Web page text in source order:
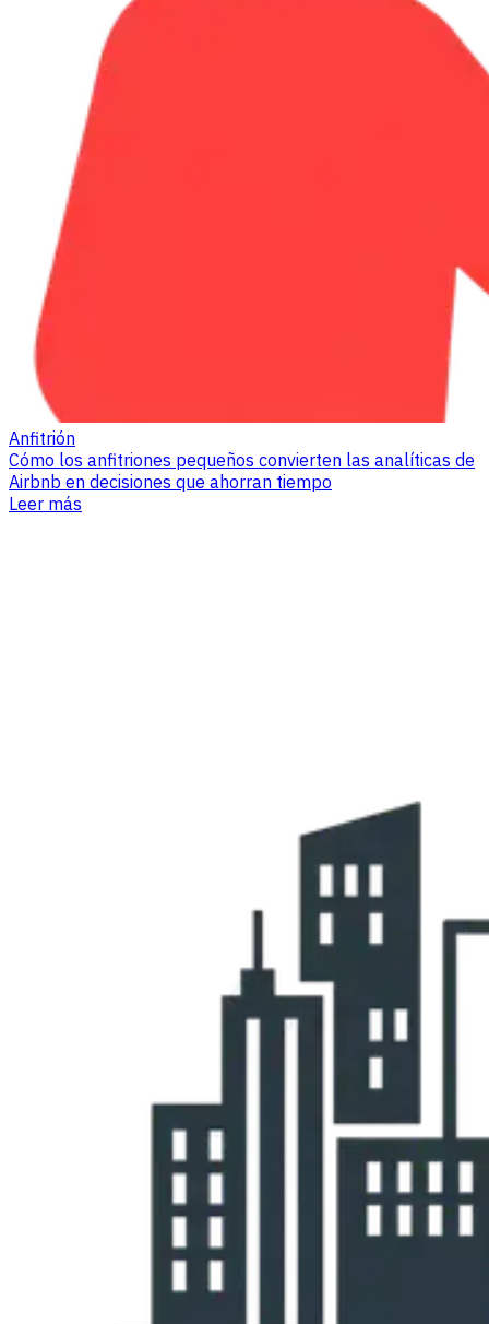
Anfitrión
Cómo los anfitriones pequeños convierten las analíticas de
Airbnb en decisiones que ahorran tiempo
Leer más